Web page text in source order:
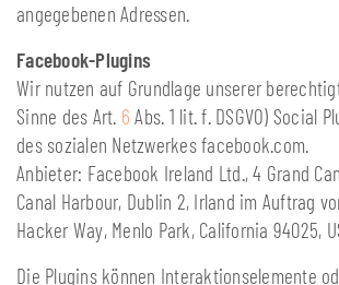
angegebenen Adressen.
Facebook-Plugins
Wir nutzen auf Grundlage unserer
Sinne des Art. 6 Abs. 1 lit. f. DSGVO) Social
des sozialen Netzwerkes facebook.com.
Anbieter: Facebook Ireland Ltd., 4 Grand
Canal Harbour, Dublin 2, Irland im Auftrag
Hacker Way, Menlo Park, California 94025,
Die Plugins können Interaktionselemente